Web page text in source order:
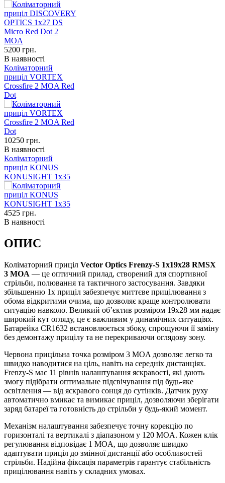
5200 грн.
В наявності
Коліматорний
приціл VORTEX
Crossfire 2 MOA Red
Dot
10250 грн.
В наявності
Коліматорний
приціл KONUS
KONUSIGHT 1x35
4525 грн.
В наявності
ОПИС
Коліматорний приціл Vector Optics Frenzy-S 1x19x28 RMSX
3 MOA — це оптичний прилад, створений для спортивної
стрільби, полювання та тактичного застосування. Завдяки
збільшенню 1x приціл забезпечує миттєве прицілювання з
обома відкритими очима, що дозволяє краще контролювати
ситуацію навколо. Великий об’єктив розміром 19x28 мм надає
широкий кут огляду, це є важливим у динамічних ситуаціях.
Батарейка CR1632 встановлюється збоку, спрощуючи її заміну
без демонтажу прицілу та не перекриваючи оглядову зону.
Червона прицільна точка розміром 3 MOA дозволяє легко та
швидко наводитися на ціль, навіть на середніх дистанціях.
Frenzy-S має 11 рівнів налаштування яскравості, які дають
змогу підібрати оптимальне підсвічування під будь-яке
освітлення — від яскравого сонця до сутінків. Датчик руху
автоматично вмикає та вимикає приціл, дозволяючи зберігати
заряд батареї та готовність до стрільби у будь-який момент.
Механізм налаштування забезпечує точну корекцію по
горизонталі та вертикалі з діапазоном у 120 MOA. Кожен клік
регулювання відповідає 1 MOA, що дозволяє швидко
адаптувати приціл до змінної дистанції або особливостей
стрільби. Надійна фіксація параметрів гарантує стабільність
прицілювання навіть у складних умовах.